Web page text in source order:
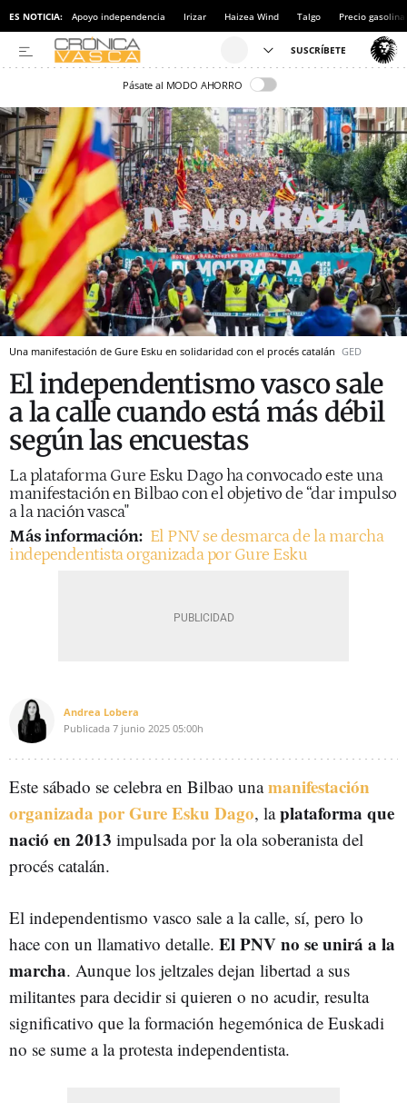
ES NOTICIA: Apoyo independencia Irizar Haizea Wind Talgo Precio gasolina
Pásate al MODO AHORRO
Una manifestación de Gure Esku en solidaridad con el procés catalán GED
El independentismo vasco sale
a la calle cuando está más débil
según las encuestas
La plataforma Gure Esku Dago ha convocado este una
manifestación en Bilbao con el objetivo de “dar impulso
a la nación vasca"
Más información: El PNV se desmarca de la marcha
independentista organizada por Gure Esku
Andrea Lobera
Publicada 7 junio 2025 05:00h
Este sábado se celebra en Bilbao unamanifestación
organizada por Gure Esku Dago, laplataforma que
nació en 2013 impulsada por la ola soberanista del
procés catalán.
El independentismo vasco sale a la calle, sí, pero lo
hace con un llamativo detalle. El PNV no se unirá a la
marcha. Aunque los jeltzales dejan libertad a sus
militantes para decidir si quieren o no acudir, resulta
significativo que la formación hegemónica de Euskadi
no se sume a la protesta independentista.